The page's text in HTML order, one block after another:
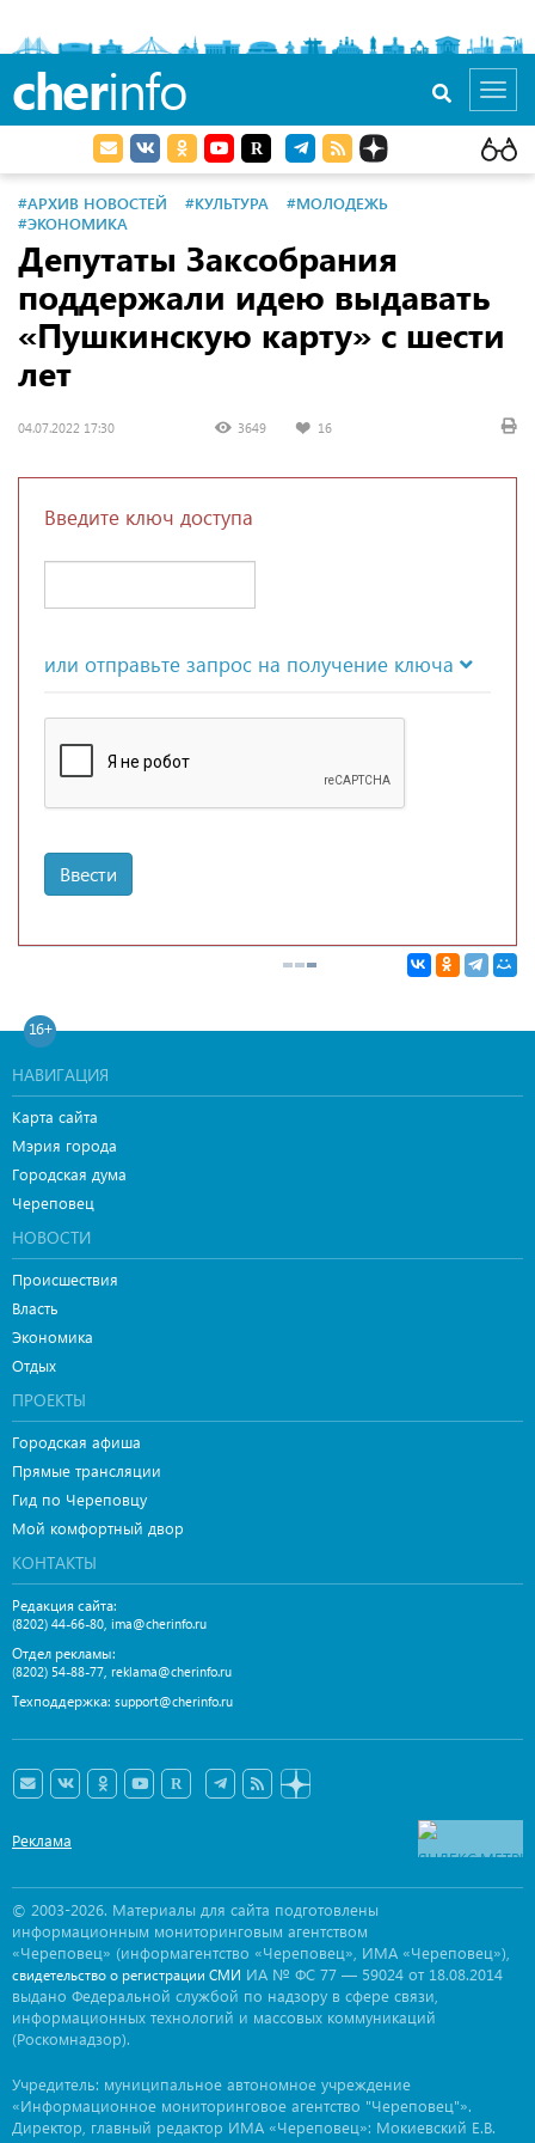
cherinfo
#АРХИВ НОВОСТЕЙ #КУЛЬТУРА
#МОЛОДЕЖЬ
#ЭКОНОМИКА
Депутаты Заксобрания
поддержали идею выдавать
«Пушкинскую карту» с шести
лет
04.07.2022 17:30 3649 16
Введите ключ доступа
или отправьте запрос на получение ключа
Ввести
16+
НАВИГАЦИЯ
Карта сайта
Мэрия города
Городская дума
Череповец
НОВОСТИ
Происшествия
Власть
Экономика
Отдых
ПРОЕКТЫ
Городская афиша
Прямые трансляции
Гид по Череповцу
Мой комфортный двор
КОНТАКТЫ
Редакция сайта:
(8202) 44-66-80 ima@cherinfo.ru
Отдел рекламы:
(8202) 54-88-77 reklama@cherinfo.ru
Техподдержка: support@cherinfo.ru
Реклама
© 2003-2026. Материалы для сайта подготовлены
информационным мониторинговым агентством
«Череповец» (информагентство «Череповец», ИМА «Череповец»),
свидетельство о регистрации СМИ ИА № ФС 77 — 59024 от 18.08.2014
выдано Федеральной службой по надзору в сфере связи,
информационных технологий и массовых коммуникаций
(Роскомнадзор).
Учредитель: муниципальное автономное учреждение
«Информационное мониторинговое агентство "Череповец"».
Директор, главный редактор ИМА «Череповец»: Мокиевский Е.В.